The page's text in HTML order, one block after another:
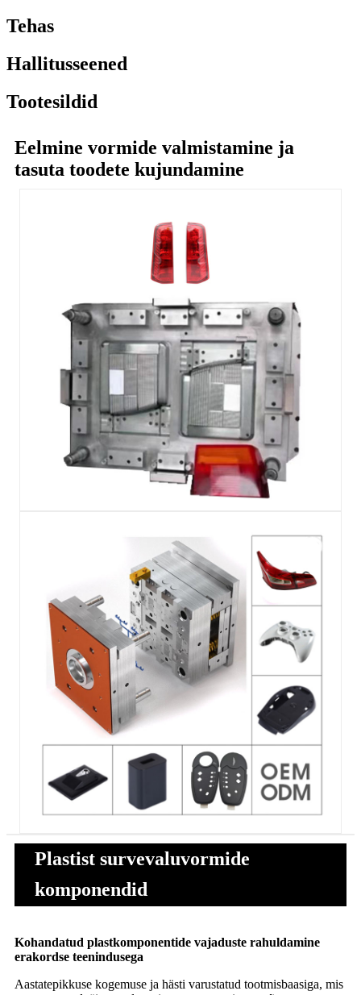
Tehas
Hallitusseened
Tootesildid
Eelmine vormide valmistamine ja
tasuta toodete kujundamine
Plastist survevaluvormide
komponendid
Kohandatud plastkomponentide vajaduste rahuldamine
erakordse teenindusega
Aastatepikkuse kogemuse ja hästi varustatud tootmisbaasiga, mis